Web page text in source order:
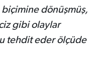
dönüşmüş,
gibi olaylar
tehdit eder ölçüde